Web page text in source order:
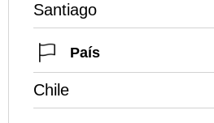
Santiago
País
Chile